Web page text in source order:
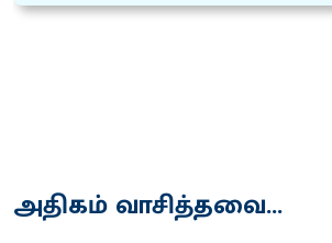
அதிகம் வாசித்தவை...